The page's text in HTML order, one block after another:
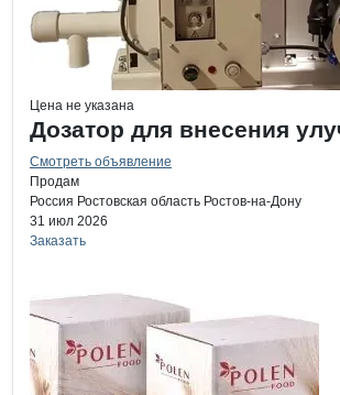
Цена не указана
Дозатор для внесения
Смотреть объявление
Продам
Россия Ростовская область Ростов-на-Дону
31 июл 2026
Заказать